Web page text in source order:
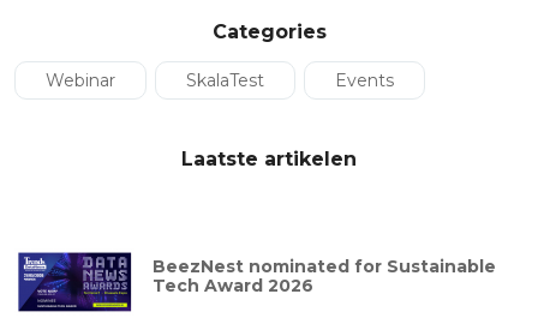
Categories
Webinar SkalaTest Events
Laatste artikelen
BeezNest nominated for Sustainable
Tech Award 2026